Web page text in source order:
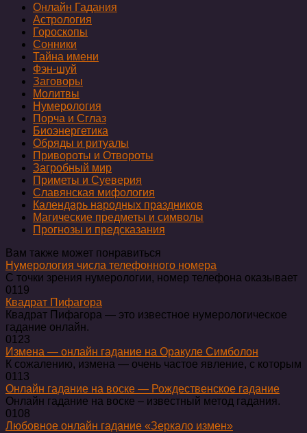
Онлайн Гадания
Астрология
Гороскопы
Сонники
Тайна имени
Фэн-шуй
Заговоры
Молитвы
Нумерология
Порча и Сглаз
Биоэнергетика
Обряды и ритуалы
Привороты и Отвороты
Загробный мир
Приметы и Суеверия
Славянская мифология
Календарь народных праздников
Магические предметы и символы
Прогнозы и предсказания
Вам также может понравиться
Нумерология числа телефонного номера
С точки зрения нумерологии, номер телефона оказывает
0119
Квадрат Пифагора
Квадрат Пифагора — это известное нумерологическое
гадание онлайн.
0123
Измена — онлайн гадание на Оракуле Симболон
К сожалению, измена — очень частое явление, с которым
0113
Онлайн гадание на воске — Рождественское гадание
Онлайн гадание на воске – известный метод гадания.
0108
Любовное онлайн гадание «Зеркало измен»